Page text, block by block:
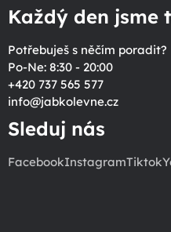
Každý den jsme
Potřebuješ s něčím poradit?
Po-Ne: 8:30 - 20:00
+420 737 565 577
info@jabkolevne.cz
Sleduj nás
FacebookInstagramTiktok